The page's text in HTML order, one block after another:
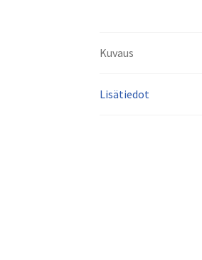
Kuvaus
Lisätiedot